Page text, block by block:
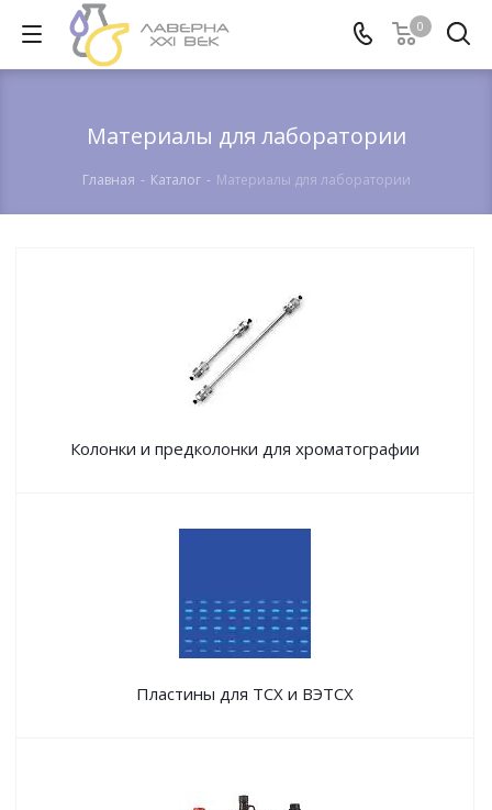
0
Материалы для лаборатории
Главная - Каталог - Материалы для лаборатории
Колонки и предколонки для хроматографии
Пластины для ТСХ и ВЭТСХ